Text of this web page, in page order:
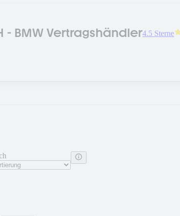
- BMW Vertragshändler4.5 Sterne